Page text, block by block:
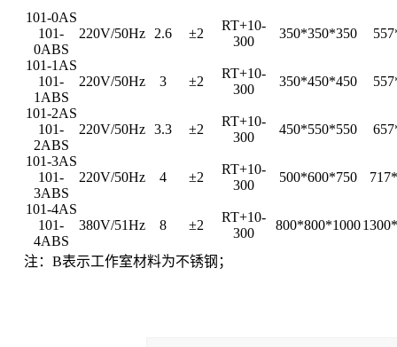
101-0AS
220V/50Hz
2.6 ±2
RT+10-
300
350*350*350
101-
0ABS
101-1AS
220V/50Hz
3 ±2
RT+10-
300
350*450*450
101-
1ABS
101-2AS
220V/50Hz
3.3 ±2
RT+10-
300
450*550*550
101-
2ABS
101-3AS
220V/50Hz
4 ±2
RT+10-
300
500*600*750
101-
3ABS
101-4AS
380V/51Hz
8 ±2
RT+10-
300
800*800*1000
101-
4ABS
注：B表示工作室材料为不锈钢；